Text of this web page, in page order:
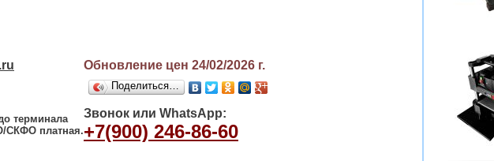
Обновление цен 24/02/2026 г.
Поделиться…
терминала
СКФО платная.
Звонок или WhatsApp:
+7(900) 246-86-60